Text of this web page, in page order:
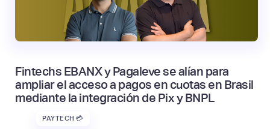
Fintechs EBANX y Pagaleve se alían para
ampliar el acceso a pagos en cuotas en Brasil
mediante la integración de Pix y BNPL
PAYTECH 💳